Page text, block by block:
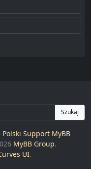
Szukaj
Polski Support MyBB
MyBB Group.
UI.